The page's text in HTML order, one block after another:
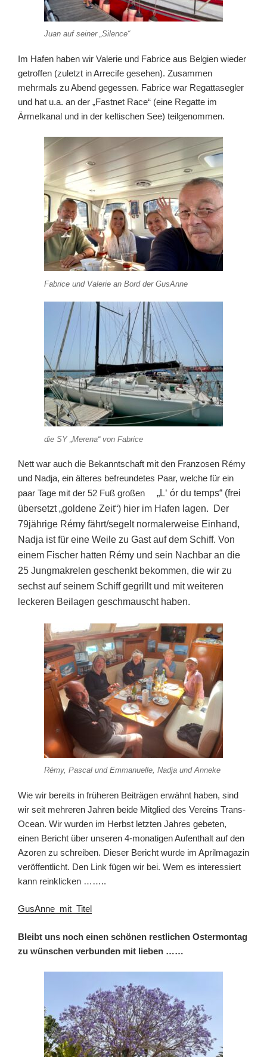
Juan auf seiner „Silence“
Im Hafen haben wir Valerie und Fabrice aus Belgien wieder
getroffen (zuletzt in Arrecife gesehen). Zusammen
mehrmals zu Abend gegessen. Fabrice war Regattasegler
und hat u.a. an der „Fastnet Race“ (eine Regatte im
Ärmelkanal und in der keltischen See) teilgenommen.
Fabrice und Valerie an Bord der GusAnne
die SY „Merena“ von Fabrice
Nett war auch die Bekanntschaft mit den Franzosen Rémy
und Nadja, ein älteres befreundetes Paar, welche für ein
paar Tage mit der 52 Fuß großen „L‘ ór du temps“ (frei
übersetzt „goldene Zeit“) hier im Hafen lagen. Der
79jährige Rémy fährt/segelt normalerweise Einhand,
Nadja ist für eine Weile zu Gast auf dem Schiff. Von
einem Fischer hatten Rémy und sein Nachbar an die
25 Jungmakrelen geschenkt bekommen, die wir zu
sechst auf seinem Schiff gegrillt und mit weiteren
leckeren Beilagen geschmauscht haben.
Rémy, Pascal und Emmanuelle, Nadja und Anneke
Wie wir bereits in früheren Beiträgen erwähnt haben, sind
wir seit mehreren Jahren beide Mitglied des Vereins Trans-
Ocean. Wir wurden im Herbst letzten Jahres gebeten,
einen Bericht über unseren 4-monatigen Aufenthalt auf den
Azoren zu schreiben. Dieser Bericht wurde im Aprilmagazin
veröffentlicht. Den Link fügen wir bei. Wem es interessiert
kann reinklicken ……..
GusAnne_mit_Titel
Bleibt uns noch einen schönen restlichen Ostermontag
zu wünschen verbunden mit lieben ……